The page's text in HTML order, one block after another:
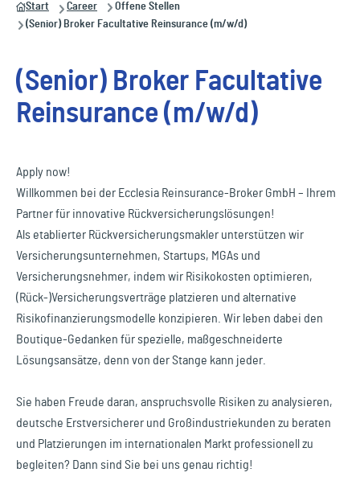
Start Career
Offene Stellen
(Senior) Broker Facultative Reinsurance (m/w/d)
(Senior) Broker Facultative
Reinsurance (m/w/d)
Apply now!
Willkommen bei der Ecclesia Reinsurance-Broker GmbH – Ihrem
Partner für innovative Rückversicherungslösungen!
Als etablierter Rückversicherungsmakler unterstützen wir
Versicherungsunternehmen, Startups, MGAs und
Versicherungsnehmer, indem wir Risikokosten optimieren,
(Rück-)Versicherungsverträge platzieren und alternative
Risikofinanzierungsmodelle konzipieren. Wir leben dabei den
Boutique-Gedanken für spezielle, maßgeschneiderte
Lösungsansätze, denn von der Stange kann jeder.
Sie haben Freude daran, anspruchsvolle Risiken zu analysieren,
deutsche Erstversicherer und Großindustriekunden zu beraten
und Platzierungen im internationalen Markt professionell zu
begleiten? Dann sind Sie bei uns genau richtig!